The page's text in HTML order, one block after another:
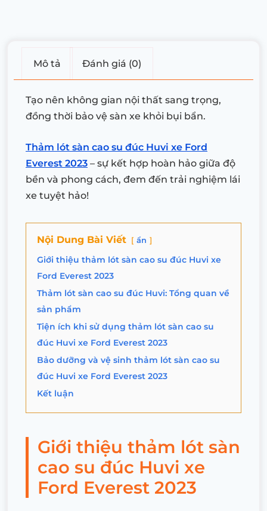
Mô tả Đánh giá (0)
Tạo nên không gian nội thất sang trọng,
đồng thời bảo vệ sàn xe khỏi bụi bẩn.
Thảm lót sàn cao su đúc Huvi xe Ford
Everest 2023 – sự kết hợp hoàn hảo giữa độ
bền và phong cách, đem đến trải nghiệm lái
xe tuyệt hảo!
Nội Dung Bài Viết ẩn
Giới thiệu thảm lót sàn cao su đúc Huvi xe
Ford Everest 2023
Thảm lót sàn cao su đúc Huvi: Tổng quan về
sản phẩm
Tiện ích khi sử dụng thảm lót sàn cao su
đúc Huvi xe Ford Everest 2023
Bảo dưỡng và vệ sinh thảm lót sàn cao su
đúc Huvi xe Ford Everest 2023
Kết luận
Giới thiệu thảm lót sàn
cao su đúc Huvi xe
Ford Everest 2023